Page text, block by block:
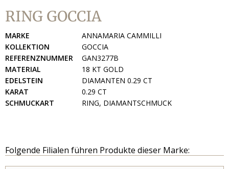
RING GOCCIA
MARKE
ANNAMARIA CAMMILLI
KOLLEKTION
GOCCIA
REFERENZNUMMER
GAN3277B
MATERIAL
18 KT GOLD
EDELSTEIN
DIAMANTEN 0.29 CT
KARAT
0.29 CT
SCHMUCKART
RING, DIAMANTSCHMUCK
Folgende Filialen führen Produkte dieser Marke: